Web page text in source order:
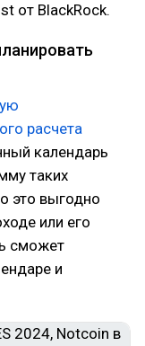
от BlackRock.
расчета
календарь
таких
это выгодно
или его
сможет
и